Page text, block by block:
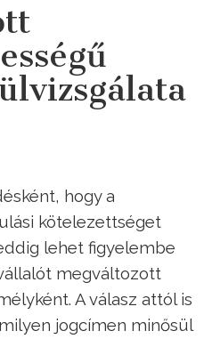
hogy a
kötelezettséget
lehet figyelembe
megváltozott
A válasz attól is
jogcímen minősül